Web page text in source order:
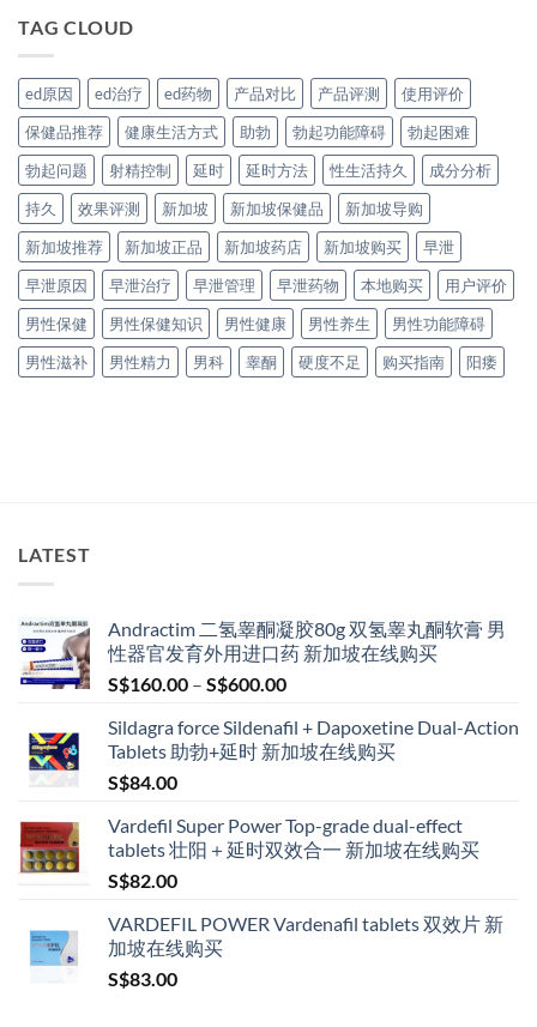
TAG CLOUD
ed原因 ed治疗 ed药物 产品对比 产品评测
使用评价
保健品推荐
健康生活方式 助勃 勃起功能障碍
勃起困难
勃起问题
射精控制 延时 延时方法 性生活持久
成分分析
持久
效果评测 新加坡 新加坡保健品
新加坡导购
新加坡推荐
新加坡正品 新加坡药店 新加坡购买
早泄
早泄原因
早泄治疗 早泄管理 早泄药物 本地购买
用户评价
男性保健
男性保健知识 男性健康 男性养生
男性功能障碍
男性滋补
男性精力 男科 睾酮 硬度不足 购买指南 阳痿
LATEST
Andractim 二氢睾酮凝胶80g 双氢睾丸酮软膏 男
性器官发育外用进口药 新加坡在线购买
S$160.00 – S$600.00Price
S$160.00
through
Sildagra force Sildenafil + Dapoxetine Dual-Action
Tablets 助勃+延时 新加坡在线购买
S$84.00
Vardefil Super Power Top-grade dual-effect
tablets 壮阳＋延时双效合一 新加坡在线购买
S$82.00
VARDEFIL POWER Vardenafil tablets 双效片 新
加坡在线购买
S$83.00